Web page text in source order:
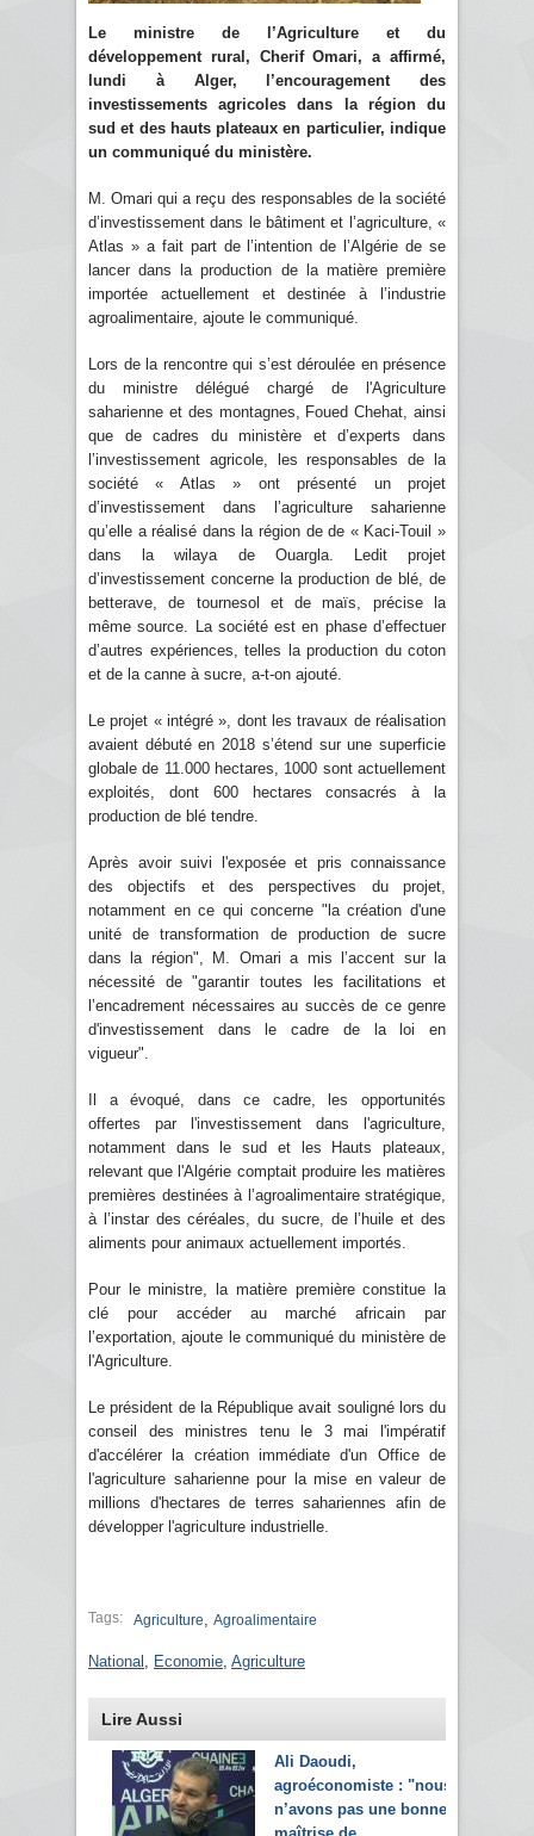
Le ministre de l’Agriculture et du
développement rural, Cherif Omari, a affirmé,
lundi à Alger, l’encouragement des
investissements agricoles dans la région du
sud et des hauts plateaux en particulier, indique
un communiqué du ministère.
M. Omari qui a reçu des responsables de la société
d’investissement dans le bâtiment et l’agriculture, «
Atlas » a fait part de l’intention de l’Algérie de se
lancer dans la production de la matière première
importée actuellement et destinée à l’industrie
agroalimentaire, ajoute le communiqué.
Lors de la rencontre qui s’est déroulée en présence
du ministre délégué chargé de l'Agriculture
saharienne et des montagnes, Foued Chehat, ainsi
que de cadres du ministère et d’experts dans
l’investissement agricole, les responsables de la
société « Atlas » ont présenté un projet
d’investissement dans l’agriculture saharienne
qu’elle a réalisé dans la région de de « Kaci-Touil »
dans la wilaya de Ouargla. Ledit projet
d’investissement concerne la production de blé, de
betterave, de tournesol et de maïs, précise la
même source. La société est en phase d’effectuer
d’autres expériences, telles la production du coton
et de la canne à sucre, a-t-on ajouté.
Le projet « intégré », dont les travaux de réalisation
avaient débuté en 2018 s’étend sur une superficie
globale de 11.000 hectares, 1000 sont actuellement
exploités, dont 600 hectares consacrés à la
production de blé tendre.
Après avoir suivi l'exposée et pris connaissance
des objectifs et des perspectives du projet,
notamment en ce qui concerne "la création d'une
unité de transformation de production de sucre
dans la région", M. Omari a mis l’accent sur la
nécessité de "garantir toutes les facilitations et
l’encadrement nécessaires au succès de ce genre
d'investissement dans le cadre de la loi en
vigueur".
Il a évoqué, dans ce cadre, les opportunités
offertes par l'investissement dans l'agriculture,
notamment dans le sud et les Hauts plateaux,
relevant que l'Algérie comptait produire les matières
premières destinées à l’agroalimentaire stratégique,
à l’instar des céréales, du sucre, de l’huile et des
aliments pour animaux actuellement importés.
Pour le ministre, la matière première constitue la
clé pour accéder au marché africain par
l’exportation, ajoute le communiqué du ministère de
l'Agriculture.
Le président de la République avait souligné lors du
conseil des ministres tenu le 3 mai l'impératif
d'accélérer la création immédiate d'un Office de
l'agriculture saharienne pour la mise en valeur de
millions d'hectares de terres sahariennes afin de
développer l'agriculture industrielle.
Tags: Agriculture Agroalimentaire
National Economie Agriculture
Lire Aussi
Ali Daoudi,
agroéconomiste : "nous
n’avons pas une bonne